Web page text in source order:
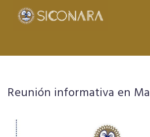
Gremial
Reunión informativa en